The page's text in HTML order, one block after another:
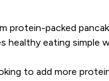
protein-packed
healthy eating
to add more